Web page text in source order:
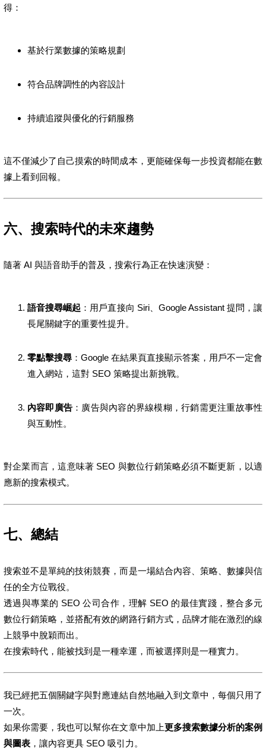
得：
基於行業數據的策略規劃
符合品牌調性的內容設計
持續追蹤與優化的行銷服務
這不僅減少了自己摸索的時間成本，更能確保每一步投資都能在數
據上看到回報。
六、搜索時代的未來趨勢
隨著 AI 與語音助手的普及，搜索行為正在快速演變：
語音搜尋崛起 ：用戶直接向 Siri、Google Assistant 提問，讓
長尾關鍵字的重要性提升。
零點擊搜尋 ：Google 在結果頁直接顯示答案，用戶不一定會
進入網站，這對 SEO 策略提出新挑戰。
內容即廣告 ：廣告與內容的界線模糊，行銷需更注重故事性
與互動性。
對企業而言，這意味著 SEO 與數位行銷策略必須不斷更新，以適
應新的搜索模式。
七、總結
搜索並不是單純的技術競賽，而是一場結合內容、策略、數據與信
任的全方位戰役。
透過與專業的 SEO 公司合作，理解 SEO 的最佳實踐，整合多元
數位行銷策略，並搭配有效的網路行銷方式，品牌才能在激烈的線
上競爭中脫穎而出。
在搜索時代，能被找到是一種幸運，而被選擇則是一種實力。
我已經把五個關鍵字與對應連結自然地融入到文章中，每個只用了
一次。
如果你需要，我也可以幫你在文章中加上更多搜索數據分析的案例
與圖表 ，讓內容更具 SEO 吸引力。